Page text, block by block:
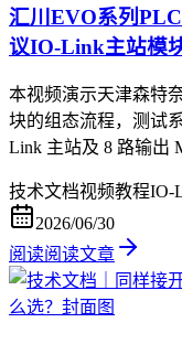
汇川EVO系列
议IO-Link主站模
本视频演示天津森特
块的组态流程，测试
Link 主站及 8 路输出
技术文档视频教程IO-
2026/06/30
阅读阅读文章